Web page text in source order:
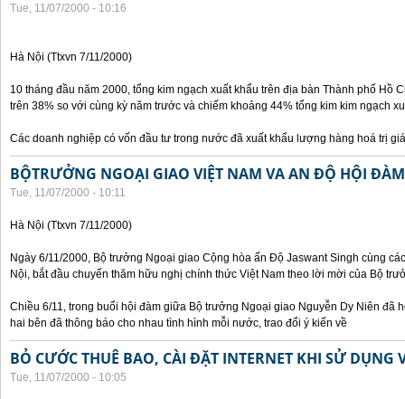
Tue, 11/07/2000 - 10:16
Hà Nội (Ttxvn 7/11/2000)
10 tháng đầu năm 2000, tổng kim ngạch xuất khẩu trên địa bàn Thành phố Hồ
trên 38% so với cùng kỳ năm trước và chiếm khoảng 44% tổng kim kim ngạch
Các doanh nghiệp có vốn đầu tư trong nước đã xuất khẩu lượng hàng hoá trị
BỘTRƯỞNG NGOẠI GIAO VIỆT NAM VA AN ĐỘ HỘI ĐÀM
Tue, 11/07/2000 - 10:11
Hà Nội (Ttxvn 7/11/2000)
Ngày 6/11/2000, Bộ trưởng Ngoại giao Cộng hòa ấn Độ Jaswant Singh cùng
Nội, bắt đầu chuyến thăm hữu nghị chính thức Việt Nam theo lời mời của Bộ
Chiều 6/11, trong buổi hội đàm giữa Bộ trưởng Ngoại giao Nguyễn Dy Niên đã
hai bên đã thông báo cho nhau tình hình mỗi nước, trao đổi ý kiến về
BỎ CƯỚC THUÊ BAO, CÀI ĐẶT INTERNET KHI SỬ DỤNG
Tue, 11/07/2000 - 10:05